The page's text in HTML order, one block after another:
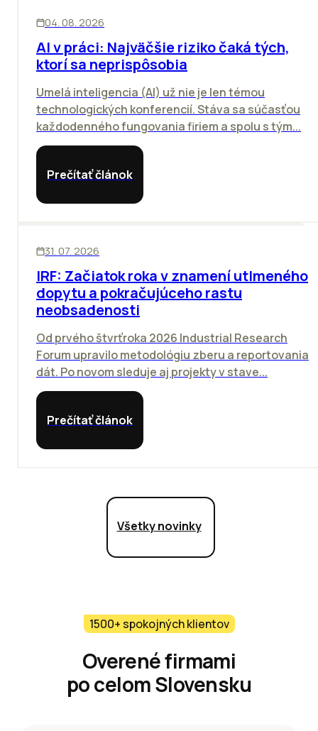
04. 08. 2026
AI v práci: Najväčšie riziko čaká tých,
ktorí sa neprispôsobia
Umelá inteligencia (AI) už nie je len témou
technologických konferencií. Stáva sa súčasťou
každodenného fungovania firiem a spolu s tým...
Prečítať článok
31. 07. 2026
IRF: Začiatok roka v znamení utlmeného
dopytu a pokračujúceho rastu
neobsadenosti
Od prvého štvrťroka 2026 Industrial Research
Forum upravilo metodológiu zberu a reportovania
dát. Po novom sleduje aj projekty v stave...
Prečítať článok
Všetky novinky
1500+ spokojných klientov
Overené firmami
po celom Slovensku